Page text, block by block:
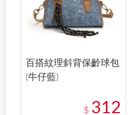
百搭紋理斜背保齡球包
(牛仔藍)
$ 312